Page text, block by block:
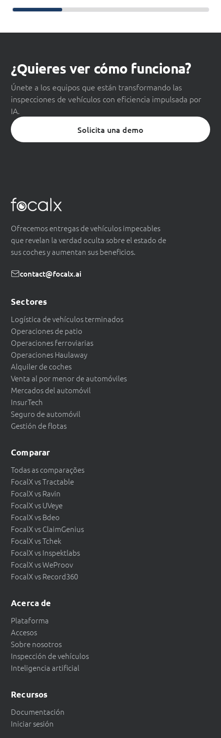
Desplázate para seguir leyendo
¿Quieres ver cómo funciona?
Únete a los equipos que están transformando las
inspecciones de vehículos con eficiencia impulsada por
IA.
Solicita una demo
Ofrecemos entregas de vehículos impecables
que revelan la verdad oculta sobre el estado de
sus coches y aumentan sus beneficios.
contact@focalx.ai
Sectores
Logística de vehículos terminados
Operaciones de patio
Operaciones ferroviarias
Operaciones Haulaway
Alquiler de coches
Venta al por menor de automóviles
Mercados del automóvil
InsurTech
Seguro de automóvil
Gestión de flotas
Comparar
Todas as comparações
FocalX vs Tractable
FocalX vs Ravin
FocalX vs UVeye
FocalX vs Bdeo
FocalX vs ClaimGenius
FocalX vs Tchek
FocalX vs Inspektlabs
FocalX vs WeProov
FocalX vs Record360
Acerca de
Plataforma
Accesos
Sobre nosotros
Inspección de vehículos
Inteligencia artificial
Recursos
Documentación
Iniciar sesión